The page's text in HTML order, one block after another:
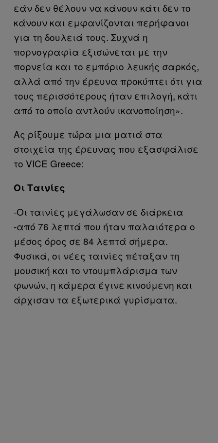
εάν δεν θέλουν να κάνουν κάτι δεν το
κάνουν και εμφανίζονται περήφανοι
για τη δουλειά τους. Συχνά η
πορνογραφία εξισώνεται με την
πορνεία και το εμπόριο λευκής σαρκός,
αλλά από την έρευνα προκύπτει ότι για
τους περισσότερους ήταν επιλογή, κάτι
από το οποίο αντλούν ικανοποίηση».
Ας ρίξουμε τώρα μια ματιά στα
στοιχεία της έρευνας που εξασφάλισε
το VICE Greece:
Οι Ταινίες
-Οι ταινίες μεγάλωσαν σε διάρκεια
-από 76 λεπτά που ήταν παλαιότερα ο
μέσος όρος σε 84 λεπτά σήμερα.
Φυσικά, οι νέες ταινίες πέταξαν τη
μουσική και το ντουμπλάρισμα των
φωνών, η κάμερα έγινε κινούμενη και
άρχισαν τα εξωτερικά γυρίσματα.